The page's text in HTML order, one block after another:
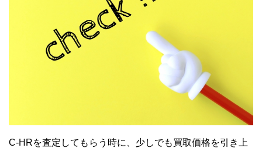
C-HRを査定してもらう時に、少しでも買取価格を引き上